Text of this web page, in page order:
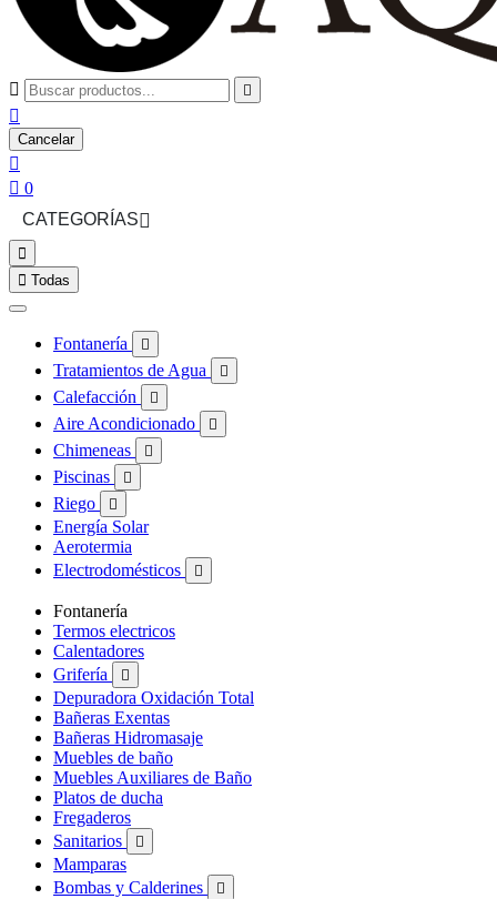
 

Cancelar

 0
CATEGORÍAS

 Todas
Fontanería 
Tratamientos de Agua 
Calefacción 
Aire Acondicionado 
Chimeneas 
Piscinas 
Riego 
Energía Solar
Aerotermia
Electrodomésticos

Fontanería
Termos electricos
Calentadores
Grifería

Depuradora Oxidación Total
Bañeras Exentas
Bañeras Hidromasaje
Muebles de baño
Muebles Auxiliares de Baño
Platos de ducha
Fregaderos
Sanitarios

Mamparas
Bombas y Calderines
